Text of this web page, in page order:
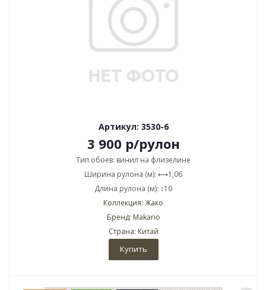
Артикул: 3530-6
3 900 р/рулон
Тип обоев: винил на флизелине
Ширина рулона (м): ⟷1,06
Длина рулона (м): ↕10
Коллекция: Жако
Бренд: Makario
Страна: Китай
Купить